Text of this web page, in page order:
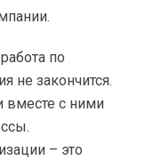
по
не закончится.
вместе с ними
– это